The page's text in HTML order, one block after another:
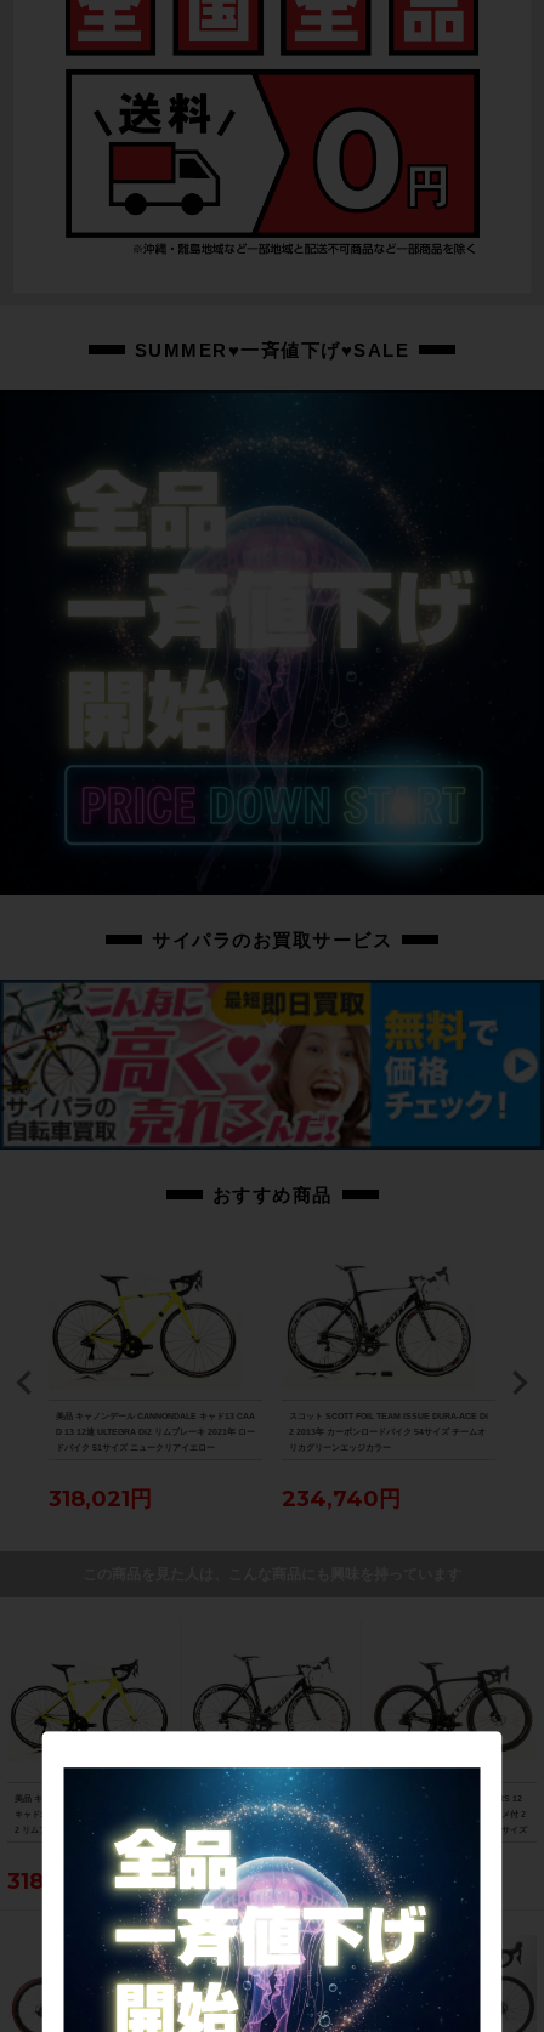
DURA-ACE 電動Di2
スプロケット
ブレーキキャリパー
DURA-ACE BR-R9110
DEDA ALANERA/42cm(ハンドル記載)
SELLE ITALIA SLR KIT CARBONIO SUPERFLOW Sサイズ
商品の状態
中古：C（使用感あり/キズ、ヨゴレあり）
こちらの自転車は以下の確認を行っております。
変速：正常に動作しますが、リアディレイラーの電動Di2ケーブルを受けるフ
トップチューブのアウター受け付近に極小のへこみ箇所があります。変速レバ
フレームやパーツに小傷や擦れ傷、汚れがあり、通常の使用感が感じられる車
体です。
バーテープは新品に交換済みの車体です。
上記以外の確認とメンテナンスは行っておりません。
付属品：シマノの電動Di2用充電器が付属しています。ペダルは付属いたしま
せん。別途ご用意下さい。
で展示キズがございます。※ペダルなどの付属品に関しては写真に写っている
cpt-2201079102-bi-037600360
SUMMER♥一斉値下げ♥SALE
サイパラのお買取サービス
おすすめ商品
美品 キャノンデール CANNONDALE キャド13 CAA
D 13 12速 ULTEGRA Di2 リムブレーキ 2021年 ロー
ドバイク 51サイズ ニュークリアイエロー
318,021円
スコット SCOTT FOIL TEAM ISSUE DURA-ACE Di
2 2013年 カーボンロードバイク 54サイズ チームオ
リカグリーンエッジカラー
234,740円
美品 キャノンデール CANNONDALE
キャド13 CAAD 13 12速 ULTEGRA Di
2 リムブレーキ 2021年 ロードバイク 5
1サイズ ニュークリアイエロー
318,021円
スコット SCOTT FOIL TEAM ISSUE D
URA-ACE Di2 2013年 カーボンロード
バイク 54サイズ チームオリカグリーン
エッジカラー
234,740円
美品 ルック LOOK 795 BLADE RS 12
速 ULTEGRA Di2 油圧DISC パワメ付 2
023年 カーボンロードバイク XSサイズ
プロチームブラックマット
881,100円